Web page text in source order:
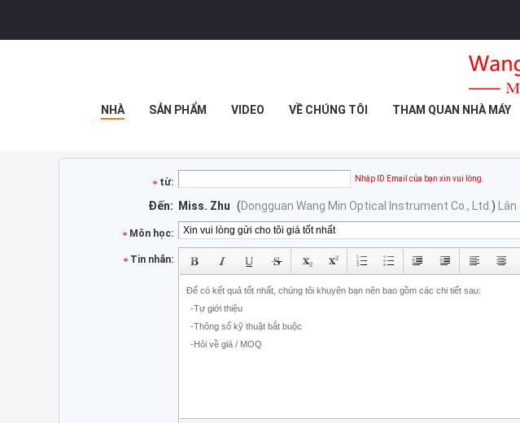
NHÀ SẢN PHẨM VIDEO VỀ CHÚNG TÔI THAM QUAN NHÀ MÁY
từ: Nhập ID Email của bạn xin vui lòng.
Đến: Miss. Zhu (Dongguan Wang Min Optical Instrument Co., Ltd. )
Môn học:
Tin nhắn: